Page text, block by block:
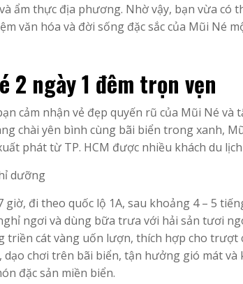
ẩm thực địa phương. Nhờ vậy, bạn vừa có
văn hóa và đời sống đặc sắc của Mũi Né
ngày 1 đêm trọn vẹn
cảm nhận vẻ đẹp quyến rũ của Mũi Né và
chài yên bình cùng bãi biển trong xanh,
phát từ TP. HCM được nhiều khách du
dưỡng
đi theo quốc lộ 1A, sau khoảng 4 – 5
ngơi và dùng bữa trưa với hải sản tươi
triền cát vàng uốn lượn, thích hợp cho trượt
chơi trên bãi biển, tận hưởng gió mát và
đặc sản miền biển.